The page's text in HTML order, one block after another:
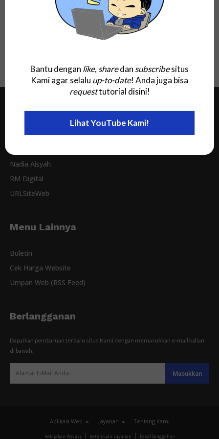
(2025) Offline Installer, Full Gratis
untuk Windows, Linux, MacOS, dan Android
Jaringan Kami
Nadia Aisyah
RM Digital
URLSiteWeb
Menu Lainnya
Buletin
Cek Harga Website
Umpan Web (RSS Feed)
Berlangganan
Dapatkan pembaruan terbaru situs Kami dengan memasukkan e-mail kalian
di bawah.
Aplikasi Web Layanan Tentang Kami
Kebijakan Privasi Ketentuan Layanan Pasal Sanggahan
Bantu dengan like, sharedan subscribesitus
Kami agar selalu up-to-date! Anda juga bisa
requesttutorial disini!
Lihat YouTube Kami!